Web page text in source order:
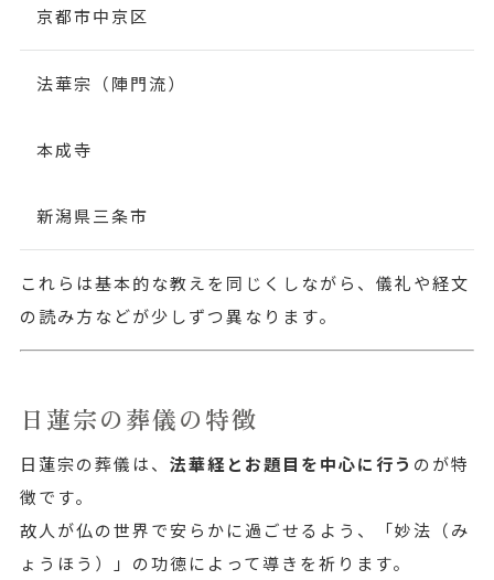
京都市中京区
法華宗（陣門流）
本成寺
新潟県三条市
これらは基本的な教えを同じくしながら、儀礼や経文
の読み方などが少しずつ異なります。
日蓮宗の葬儀の特徴
日蓮宗の葬儀は、 法華経とお題目を中心に行う のが特
徴です。
故人が仏の世界で安らかに過ごせるよう、「妙法（み
ょうほう）」の功徳によって導きを祈ります。